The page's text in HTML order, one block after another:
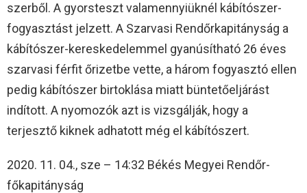
szerből. A gyorsteszt valamennyiüknél kábítószer-
fogyasztást jelzett. A Szarvasi Rendőrkapitányság a
kábítószer-kereskedelemmel gyanúsítható 26 éves
szarvasi férfit őrizetbe vette, a három fogyasztó ellen
pedig kábítószer birtoklása miatt büntetőeljárást
indított. A nyomozók azt is vizsgálják, hogy a
terjesztő kiknek adhatott még el kábítószert.
2020. 11. 04., sze – 14:32 Békés Megyei Rendőr-
főkapitányság